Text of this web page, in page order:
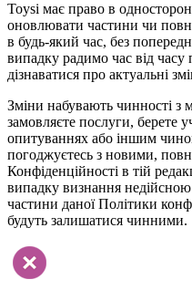
Toysi має право в
оновлювати частини чи
в будь-який час, без
випадку радимо час від
дізнаватися про актуальні
Зміни набувають чинності з
замовляєте послуги, берете
опитуваннях або іншим
погоджуєтесь з новими,
Конфіденційності в тій
випадку визнання
частини даної Політики
будуть залишатися чинними.